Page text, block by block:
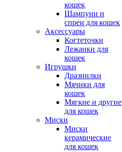
кошек
Шампуни и
спреи для кошек
Аксессуары
Когтеточки
Лежанки для
кошек
Игрушки
Дразнилки
Мячики для
кошек
Мягкие и другие
для кошек
Миски
Миски
керамические
для кошек